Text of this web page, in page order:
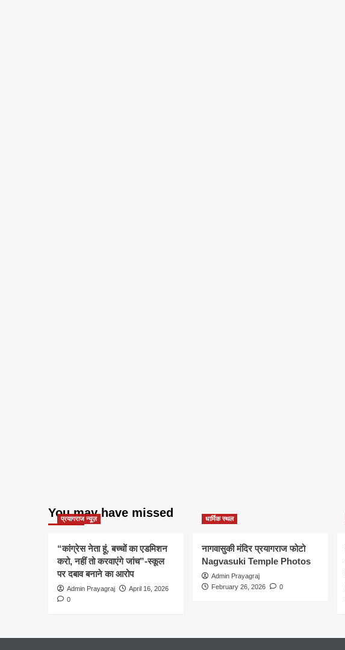
You may have missed
प्रयागराज न्यूज़
“कांग्रेस नेता हूं, बच्चों का एडमिशन
करो, नहीं तो करवाएंगे जांच”-स्कूल
पर दबाव बनाने का आरोप
Admin Prayagraj
April 16, 2026
0
धार्मिक स्थल
नागवासुकी मंदिर प्रयागराज फोटो
Nagvasuki Temple Photos
Admin Prayagraj
February 26, 2026
0